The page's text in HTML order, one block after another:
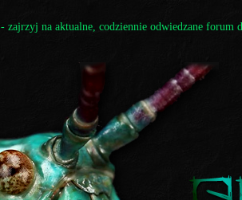
- zajrzyj na aktualne, codziennie odwiedzane forum